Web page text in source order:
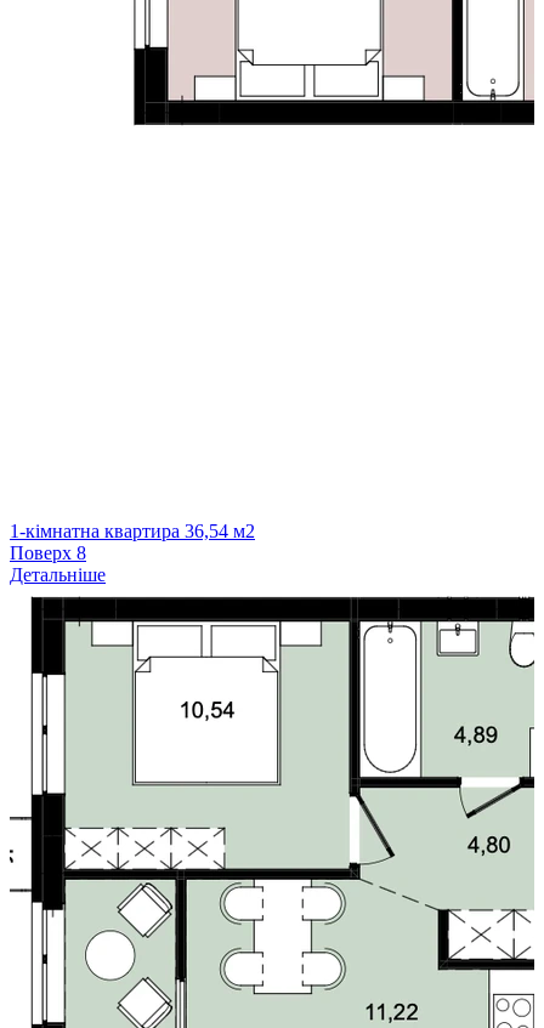
1-кімнатна квартира 36,54 м2
Поверх 8
Детальніше